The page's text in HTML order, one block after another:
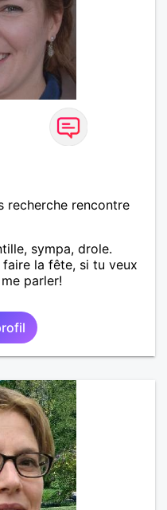
recherche rencontre
sympa, drole.
la fête, si tu veux
parler!